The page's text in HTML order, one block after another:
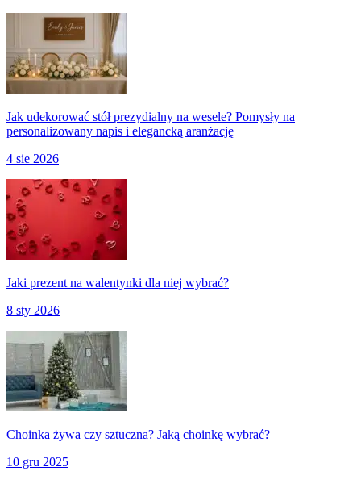
Jak udekorować stół prezydialny na wesele? Pomysły na
personalizowany napis i elegancką aranżację
4 sie 2026
Jaki prezent na walentynki dla niej wybrać?
8 sty 2026
Choinka żywa czy sztuczna? Jaką choinkę wybrać?
10 gru 2025